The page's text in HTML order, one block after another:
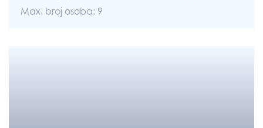
Max. broj osoba: 9